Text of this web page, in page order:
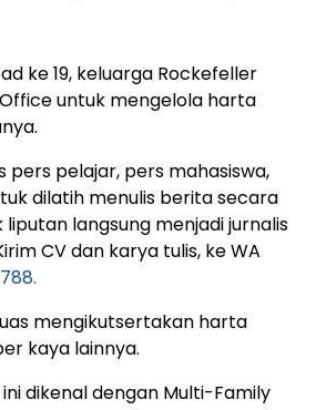
ke 19, keluarga Rockefeller
untuk mengelola harta
pers pelajar, pers mahasiswa,
dilatih menulis berita secara
langsung menjadi jurnalis
CV dan karya tulis, ke WA
mengikutsertakan harta
kaya lainnya.
dikenal dengan Multi-Family